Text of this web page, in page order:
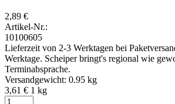
2,89 €
Artikel-Nr.:
10100605
Lieferzeit von 2-3 Werktagen bei
Werktage. Scheiper bringt's regional wie
Terminabsprache.
Versandgewicht: 0.95 kg
3,61 € 1 kg